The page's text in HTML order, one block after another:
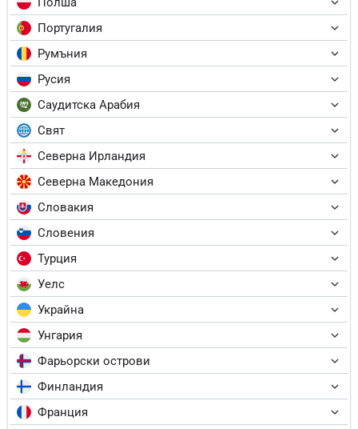
Португалия
Румъния
Русия
Саудитска Арабия
Свят
Северна Ирландия
Северна Македония
Словакия
Словения
Турция
Уелс
Украйна
Унгария
Фарьорски острови
Финландия
Франция